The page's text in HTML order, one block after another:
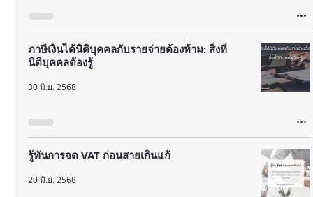
ภาษีเงินได้นิติบุคคลกับรายจ่ายต้องห้าม: สิ่งที่
นิติบุคคลต้องรู้
30 มิ.ย. 2568
รู้ทันการจด VAT ก่อนสายเกินแก้
20 มิ.ย. 2568